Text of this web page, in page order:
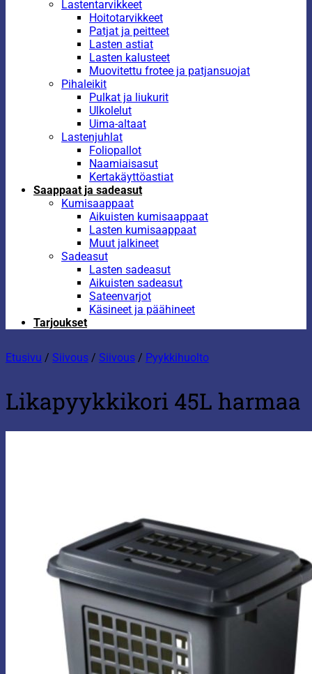
Lastentarvikkeet
Hoitotarvikkeet
Patjat ja peitteet
Lasten astiat
Lasten kalusteet
Muovitettu frotee ja patjansuojat
Pihaleikit
Pulkat ja liukurit
Ulkolelut
Uima-altaat
Lastenjuhlat
Foliopallot
Naamiaisasut
Kertakäyttöastiat
Saappaat ja sadeasut
Kumisaappaat
Aikuisten kumisaappaat
Lasten kumisaappaat
Muut jalkineet
Sadeasut
Lasten sadeasut
Aikuisten sadeasut
Sateenvarjot
Käsineet ja päähineet
Tarjoukset
Etusivu / Siivous / Siivous / Pyykkihuolto
Likapyykkikori 45L harmaa